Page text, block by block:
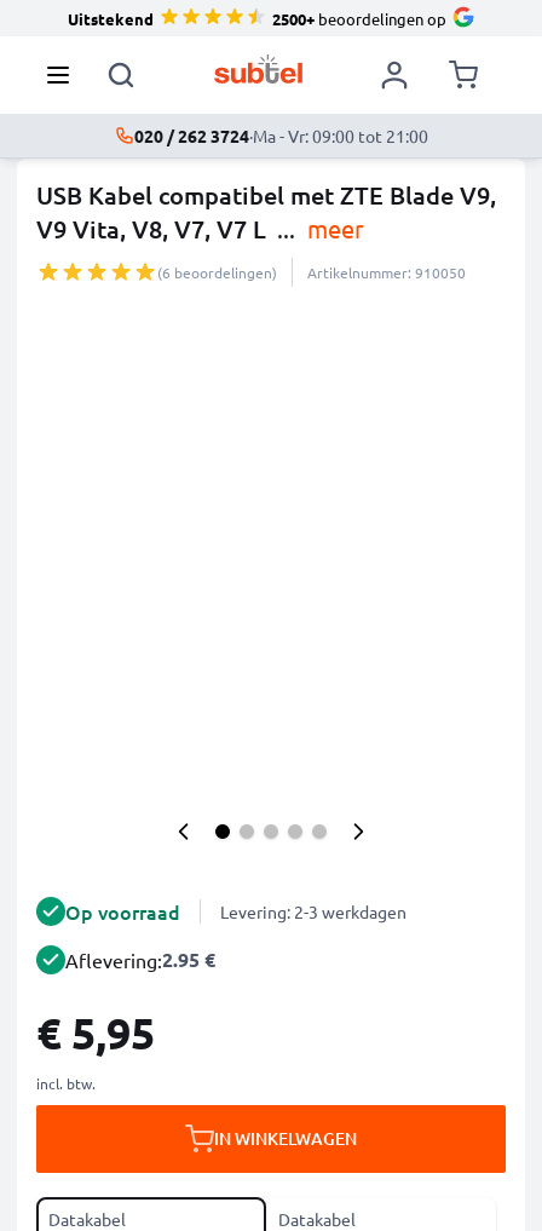
Uitstekend 2500+beoordelingen op
020 / 262 3724·Ma - Vr: 09:00 tot 21:00
USB Kabel compatibel met ZTE Blade V9,
V9 Vita, V8, V7, V7 L ... meer
(6 beoordelingen) Artikelnummer: 910050
Op voorraad Levering: 2-3 werkdagen
Aflevering:2.95 €
€ 5,95
incl. btw.
IN WINKELWAGEN
Datakabel Datakabel